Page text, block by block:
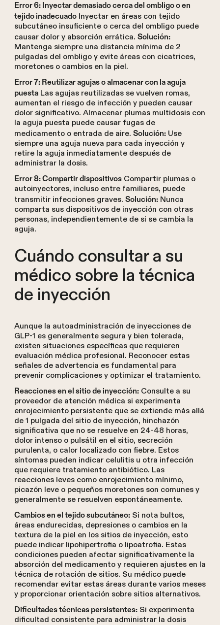
Error 6: Inyectar demasiado cerca del ombligo o en
tejido inadecuadoInyectar en áreas con tejido
subcutáneo insuficiente o cerca del ombligo puede
causar dolor y absorción errática. Solución:
Mantenga siempre una distancia mínima de 2
pulgadas del ombligo y evite áreas con cicatrices,
moretones o cambios en la piel.
Error 7: Reutilizar agujas o almacenar con la aguja
puestaLas agujas reutilizadas se vuelven romas,
aumentan el riesgo de infección y pueden causar
dolor significativo. Almacenar plumas multidosis con
la aguja puesta puede causar fugas de
medicamento o entrada de aire. Solución:Use
siempre una aguja nueva para cada inyección y
retire la aguja inmediatamente después de
administrar la dosis.
Error 8: Compartir dispositivosCompartir plumas o
autoinyectores, incluso entre familiares, puede
transmitir infecciones graves. Solución:Nunca
comparta sus dispositivos de inyección con otras
personas, independientemente de si se cambia la
aguja.
Cuándo consultar a su
médico sobre la técnica
de inyección
Aunque la autoadministración de inyecciones de
GLP-1 es generalmente segura y bien tolerada,
existen situaciones específicas que requieren
evaluación médica profesional. Reconocer estas
señales de advertencia es fundamental para
prevenir complicaciones y optimizar el tratamiento.
Reacciones en el sitio de inyección:Consulte a su
proveedor de atención médica si experimenta
enrojecimiento persistente que se extiende más allá
de 1 pulgada del sitio de inyección, hinchazón
significativa que no se resuelve en 24-48 horas,
dolor intenso o pulsátil en el sitio, secreción
purulenta, o calor localizado con fiebre. Estos
síntomas pueden indicar celulitis u otra infección
que requiere tratamiento antibiótico. Las
reacciones leves como enrojecimiento mínimo,
picazón leve o pequeños moretones son comunes y
generalmente se resuelven espontáneamente.
Cambios en el tejido subcutáneo:Si nota bultos,
áreas endurecidas, depresiones o cambios en la
textura de la piel en los sitios de inyección, esto
puede indicar lipohipertrofia o lipoatrofia. Estas
condiciones pueden afectar significativamente la
absorción del medicamento y requieren ajustes en la
técnica de rotación de sitios. Su médico puede
recomendar evitar estas áreas durante varios meses
y proporcionar orientación sobre sitios alternativos.
Dificultades técnicas persistentes:Si experimenta
dificultad consistente para administrar la dosis